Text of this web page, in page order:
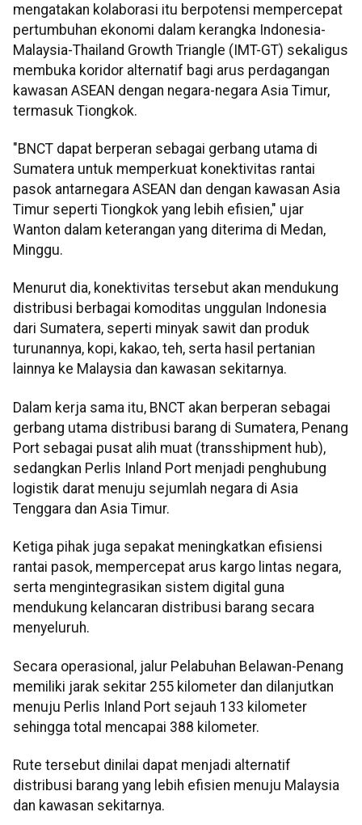
mengatakan kolaborasi itu berpotensi mempercepat
pertumbuhan ekonomi dalam kerangka Indonesia-
Malaysia-Thailand Growth Triangle (IMT-GT) sekaligus
membuka koridor alternatif bagi arus perdagangan
kawasan ASEAN dengan negara-negara Asia Timur,
termasuk Tiongkok.
"BNCT dapat berperan sebagai gerbang utama di
Sumatera untuk memperkuat konektivitas rantai
pasok antarnegara ASEAN dan dengan kawasan Asia
Timur seperti Tiongkok yang lebih efisien," ujar
Wanton dalam keterangan yang diterima di Medan,
Minggu.
Menurut dia, konektivitas tersebut akan mendukung
distribusi berbagai komoditas unggulan Indonesia
dari Sumatera, seperti minyak sawit dan produk
turunannya, kopi, kakao, teh, serta hasil pertanian
lainnya ke Malaysia dan kawasan sekitarnya.
Dalam kerja sama itu, BNCT akan berperan sebagai
gerbang utama distribusi barang di Sumatera, Penang
Port sebagai pusat alih muat (transshipment hub),
sedangkan Perlis Inland Port menjadi penghubung
logistik darat menuju sejumlah negara di Asia
Tenggara dan Asia Timur.
Ketiga pihak juga sepakat meningkatkan efisiensi
rantai pasok, mempercepat arus kargo lintas negara,
serta mengintegrasikan sistem digital guna
mendukung kelancaran distribusi barang secara
menyeluruh.
Secara operasional, jalur Pelabuhan Belawan-Penang
memiliki jarak sekitar 255 kilometer dan dilanjutkan
menuju Perlis Inland Port sejauh 133 kilometer
sehingga total mencapai 388 kilometer.
Rute tersebut dinilai dapat menjadi alternatif
distribusi barang yang lebih efisien menuju Malaysia
dan kawasan sekitarnya.